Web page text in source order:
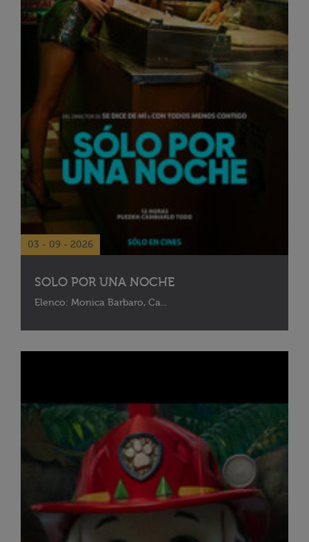
03 - 09 - 2026
SOLO POR UNA NOCHE
Elenco: Monica Barbaro, Ca...